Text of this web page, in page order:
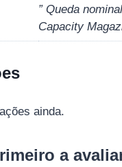
” Queda
Capacity
ainda.
a